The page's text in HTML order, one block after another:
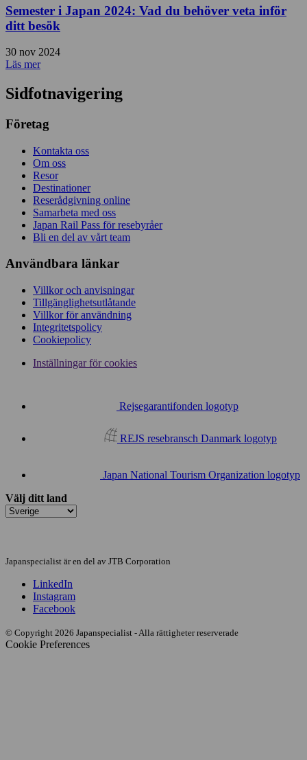
Semester i Japan 2024: Vad du behöver veta inför
ditt besök
30 nov 2024
Läs mer
Sidfotnavigering
Företag
Kontakta oss
Om oss
Resor
Destinationer
Reserådgivning online
Samarbeta med oss
Japan Rail Pass för resebyråer
Bli en del av vårt team
Användbara länkar
Villkor och anvisningar
Tillgänglighetsutlåtande
Villkor för användning
Integritetspolicy
Cookiepolicy
Inställningar för cookies
Rejsegarantifonden logotyp
REJS resebransch Danmark logotyp
Japan National Tourism Organization logotyp
Välj ditt land
Japanspecialist är en del av JTB Corporation
LinkedIn
Instagram
Facebook
© Copyright 2026 Japanspecialist - Alla rättigheter reserverade
Cookie Preferences